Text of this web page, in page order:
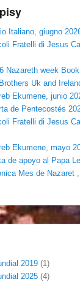
Italiano, giugno
Fratelli di Jesus
Nazareth week
Uk and
Ekumene, junio
de Pentecostés
Fratelli di Jesus
Ekumene, mayo
de apoyo al Papa
Mes de Nazaret
2019 (1)
2025 (4)